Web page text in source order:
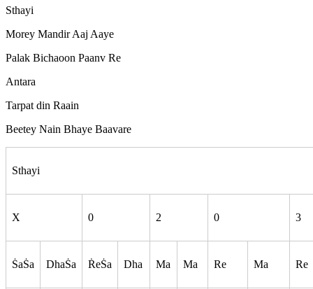
Sthayi
Morey Mandir Aaj Aaye
Palak Bichaoon Paanv Re
Antara
Tarpat din Raain
Beetey Nain Bhaye Baavare
Sthayi
X 0 2 0 3
SaSa DhaSa ReSa Dha Ma Ma Re Ma Re